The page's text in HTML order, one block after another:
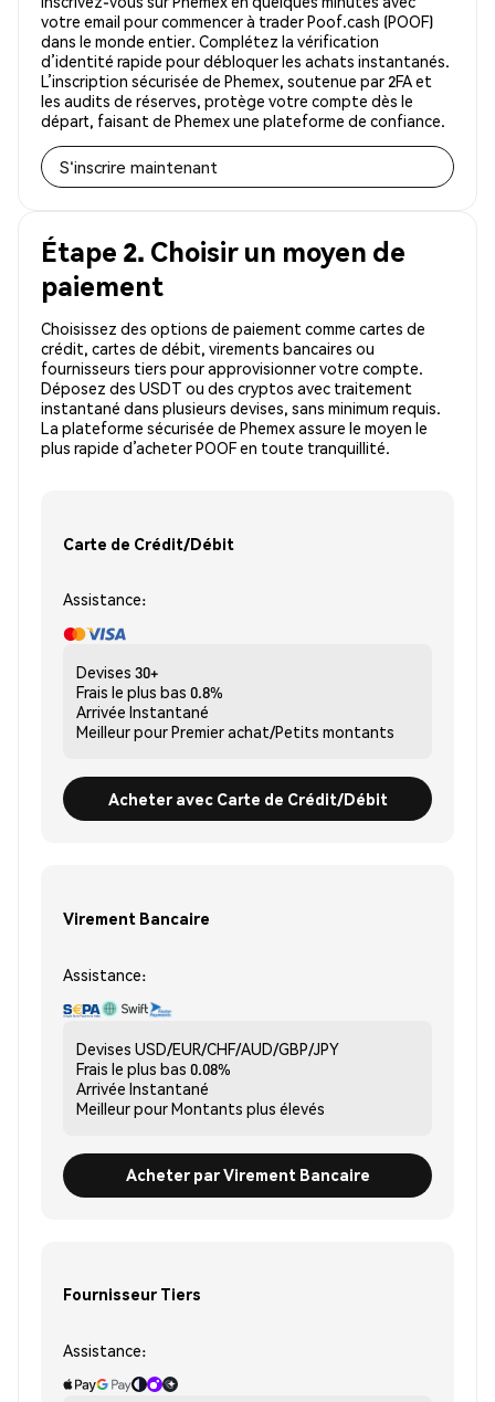
votre email pour commencer à trader Poof.cash (POOF)
dans le monde entier. Complétez la vérification
d’identité rapide pour débloquer les achats instantanés.
L’inscription sécurisée de Phemex, soutenue par 2FA et
les audits de réserves, protège votre compte dès le
départ, faisant de Phemex une plateforme de confiance.
S'inscrire maintenant
Étape 2. Choisir un moyen de
paiement
Choisissez des options de paiement comme cartes de
crédit, cartes de débit, virements bancaires ou
fournisseurs tiers pour approvisionner votre compte.
Déposez des USDT ou des cryptos avec traitement
instantané dans plusieurs devises, sans minimum requis.
La plateforme sécurisée de Phemex assure le moyen le
plus rapide d’acheter POOF en toute tranquillité.
Carte de Crédit/Débit
Assistance:
Devises 30+
Frais le plus bas 0.8%
Arrivée Instantané
Meilleur pourPremier achat/Petits montants
Acheter avec Carte de Crédit/Débit
Virement Bancaire
Assistance:
Devises USD/EUR/CHF/AUD/GBP/JPY
Frais le plus bas 0.08%
Arrivée Instantané
Meilleur pourMontants plus élevés
Acheter par Virement Bancaire
Fournisseur Tiers
Assistance: